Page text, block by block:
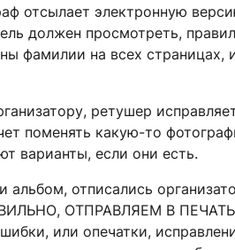
отсылает электронную
должен просмотреть,
фамилии на всех страницах,
ретушер
поменять какую-то
варианты, если они есть.
отписались
ОТПРАВЛЯЕМ В
или опечатки,